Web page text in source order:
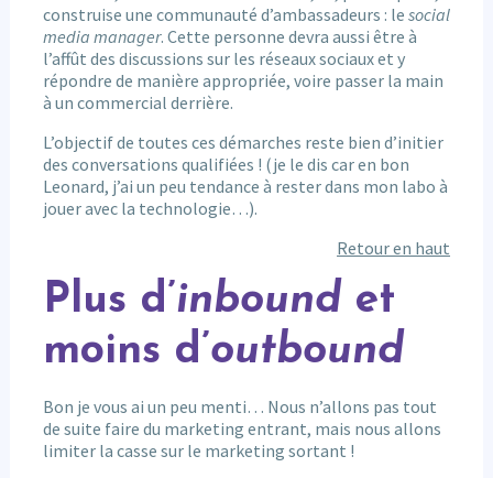
construise une communauté d’ambassadeurs : le social
media manager. Cette personne devra aussi être à
l’affût des discussions sur les réseaux sociaux et y
répondre de manière appropriée, voire passer la main
à un commercial derrière.
L’objectif de toutes ces démarches reste bien d’initier
des conversations qualifiées ! (je le dis car en bon
Leonard, j’ai un peu tendance à rester dans mon labo à
jouer avec la technologie…).
Retour en haut
Plus d’inboundet
moins d’outbound
Bon je vous ai un peu menti… Nous n’allons pas tout
de suite faire du marketing entrant, mais nous allons
limiter la casse sur le marketing sortant !